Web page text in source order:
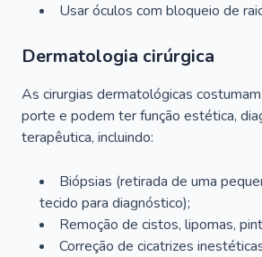
Usar óculos com bloqueio de
Dermatologia cirúrgica
As cirurgias dermatológicas
porte e podem ter função estética,
terapêutica, incluindo:
Biópsias (retirada de uma
tecido para diagnóstico);
Remoção de cistos, lipomas,
Correção de cicatrizes